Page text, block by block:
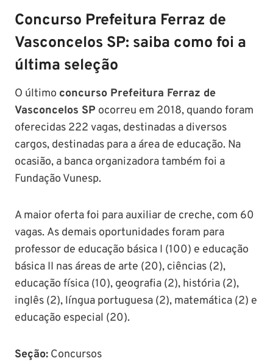
Concurso Prefeitura Ferraz de
Vasconcelos SP: saiba como foi a
última seleção
O último concurso Prefeitura Ferraz de
Vasconcelos SP ocorreu em 2018, quando foram
oferecidas 222 vagas, destinadas a diversos
cargos, destinadas para a área de educação. Na
ocasião, a banca organizadora também foi a
Fundação Vunesp.
A maior oferta foi para auxiliar de creche, com 60
vagas. As demais oportunidades foram para
professor de educação básica I (100) e educação
básica II nas áreas de arte (20), ciências (2),
educação física (10), geografia (2), história (2),
inglês (2), língua portuguesa (2), matemática (2) e
educação especial (20).
Seção: Concursos